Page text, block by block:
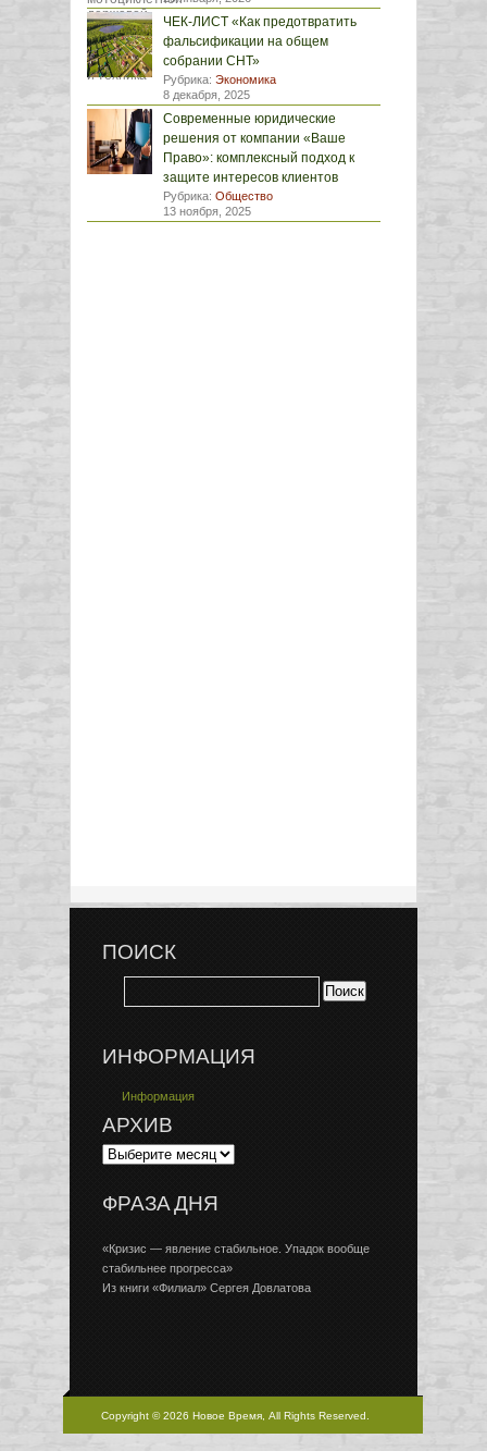
ЧЕК-ЛИСТ «Как предотвратить
фальсификации на общем
собрании СНТ»
Рубрика: Экономика
8 декабря, 2025
Современные юридические
решения от компании «Ваше
Право»: комплексный подход к
защите интересов клиентов
Рубрика: Общество
13 ноября, 2025
ПОИСК
ИНФОРМАЦИЯ
Информация
АРХИВ
ФРАЗА ДНЯ
«Кризис — явление стабильное. Упадок вообще
стабильнее прогресса»
Из книги «Филиал» Сергея Довлатова
Copyright © 2026 Новое Время, All Rights Reserved.